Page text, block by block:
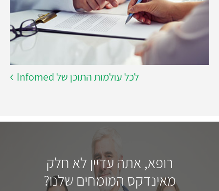
לכל עולמות התוכן של Infomed
רופא, אתה עדיין לא חלק
מאינדקס המומחים שלנו?